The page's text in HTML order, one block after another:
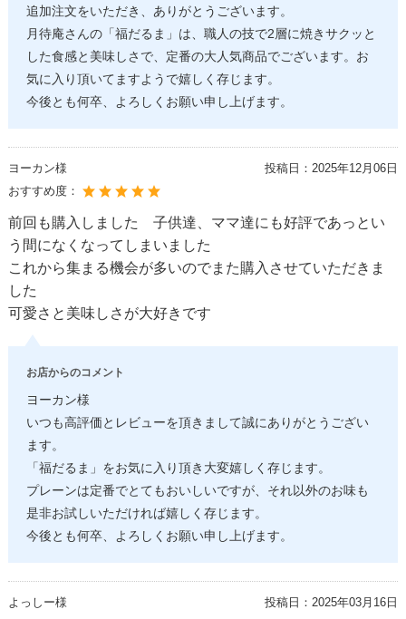
追加注文をいただき、ありがとうございます。
月待庵さんの「福だるま」は、職人の技で2層に焼きサクッと
した食感と美味しさで、定番の大人気商品でございます。お
気に入り頂いてますようで嬉しく存じます。
今後とも何卒、よろしくお願い申し上げます。
ヨーカン様 投稿日： 2025年12月06日
おすすめ度：
前回も購入しました 子供達、ママ達にも好評であっとい
う間になくなってしまいました
これから集まる機会が多いのでまた購入させていただきま
した
可愛さと美味しさが大好きです
お店からのコメント
ヨーカン様
いつも高評価とレビューを頂きまして誠にありがとうござい
ます。
「福だるま」をお気に入り頂き大変嬉しく存じます。
プレーンは定番でとてもおいしいですが、それ以外のお味も
是非お試しいただければ嬉しく存じます。
今後とも何卒、よろしくお願い申し上げます。
よっしー様 投稿日： 2025年03月16日